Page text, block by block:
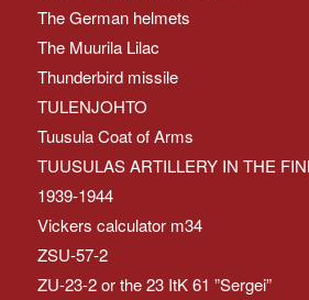
The German helmets
The Muurila Lilac
Thunderbird missile
TULENJOHTO
Tuusula Coat of Arms
TUUSULAS ARTILLERY IN THE
1939-1944
Vickers calculator m34
ZSU-57-2
ZU-23-2 or the 23 ItK 61 ”Sergei”